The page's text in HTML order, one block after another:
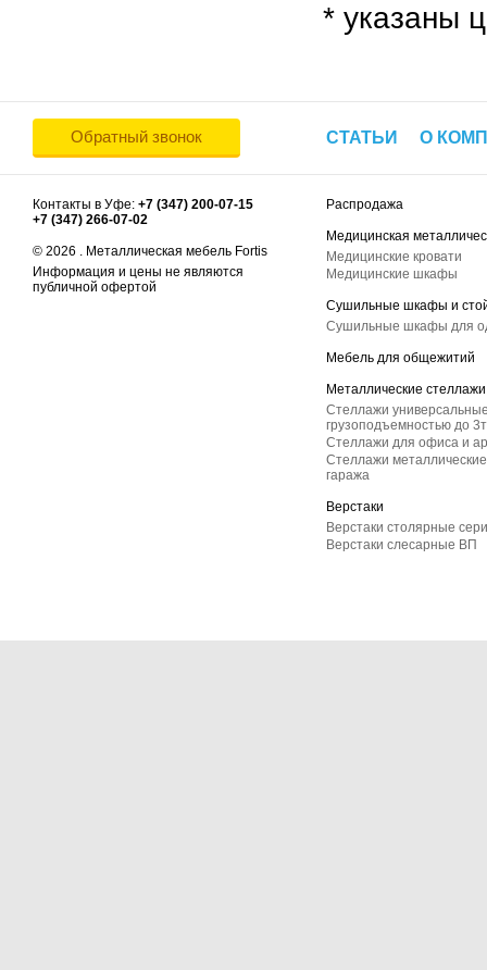
* указаны
Обратный звонок СТАТЬИ О
Контакты в Уфе: +7 (347) 200-07-15
+7 (347) 266-07-02
© 2026 . Металлическая мебель Fortis
Информация и цены не являются
публичной офертой
Распродажа
Медицинская
Медицинские кровати
Медицинские шкафы
Сушильные шкафы и
Сушильные шкафы для
Мебель для общежитий
Металлические стеллажи
Стеллажи
грузоподъемностью до
Стеллажи для офиса и
Стеллажи
гаража
Верстаки
Верстаки столярные
Верстаки слесарные ВП